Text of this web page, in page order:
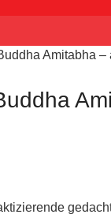
Amitabha –